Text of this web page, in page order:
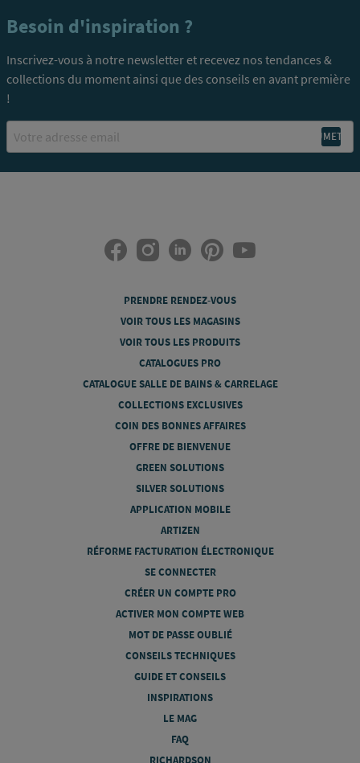
Besoin d'inspiration ?
Inscrivez-vous à notre newsletter et recevez nos tendances &
collections du moment ainsi que des conseils en avant première
!
Email
PRENDRE RENDEZ-VOUS
VOIR TOUS LES MAGASINS
VOIR TOUS LES PRODUITS
CATALOGUES PRO
CATALOGUE SALLE DE BAINS & CARRELAGE
COLLECTIONS EXCLUSIVES
COIN DES BONNES AFFAIRES
OFFRE DE BIENVENUE
GREEN SOLUTIONS
SILVER SOLUTIONS
APPLICATION MOBILE
ARTIZEN
RÉFORME FACTURATION ÉLECTRONIQUE
SE CONNECTER
CRÉER UN COMPTE PRO
ACTIVER MON COMPTE WEB
MOT DE PASSE OUBLIÉ
CONSEILS TECHNIQUES
GUIDE ET CONSEILS
INSPIRATIONS
LE MAG
FAQ
RICHARDSON